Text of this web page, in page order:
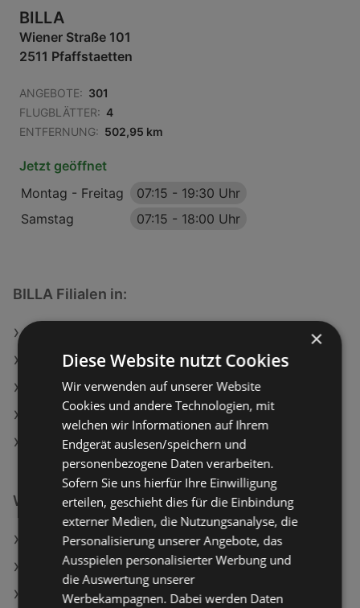
BILLA
Wiener Straße 101
2511 Pfaffstaetten
ANGEBOTE: 301
FLUGBLÄTTER: 4
ENTFERNUNG: 502,95 km
Jetzt geöffnet
Montag - Freitag
07:15 - 19:30 Uhr
Samstag
07:15 - 18:00 Uhr
BILLA Filialen in:
BILLA in Elsbethen
BILLA in Admont
BILLA in Murau
BILLA in Vomp
Weiterführende Links
Clever Magertopfen
Ja! Natürlich Feta g.U.
Dachsteinbrot
×
Diese Website nutzt Cookies
Wir verwenden auf unserer Website
Cookies und andere Technologien, mit
welchen wir Informationen auf Ihrem
Endgerät auslesen/speichern und
personenbezogene Daten verarbeiten.
Sofern Sie uns hierfür Ihre Einwilligung
erteilen, geschieht dies für die Einbindung
externer Medien, die Nutzungsanalyse, die
Personalisierung unserer Angebote, das
Ausspielen personalisierter Werbung und
die Auswertung unserer
Werbekampagnen. Dabei werden Daten